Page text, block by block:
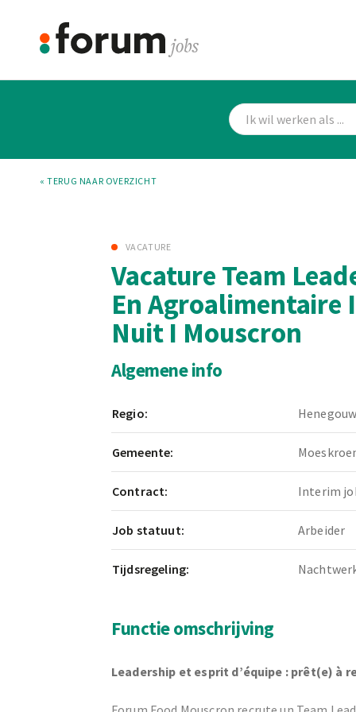
« TERUG NAAR OVERZICHT
VACATURE
Vacature Team
En Agroalimentaire I
Nuit I Mouscron
Algemene info
Regio:
Gemeente:
Contract: Interim
Job statuut: Arbeider
Tijdsregeling:
Functie omschrijving
Leadership et esprit d’équipe : prêt(e) à